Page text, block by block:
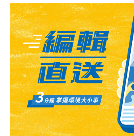
上得獎的神豬。動保團體則抬著花
行走，沿路向廟方喊話：「超重非
賽」，同時發送888個經祖師爺加
母」。動物社會研究會執行長朱增
高僧，本身是素食者，多數祖師廟
師還在用虐待動物的方式祭拜，實
示，只是單純來祭拜，並不清楚神
經動保志工解說後，有民眾表示比
自桃園縣復興鄉東興宮的黃先生說
定要用真的豬，例如過去他主辦廟